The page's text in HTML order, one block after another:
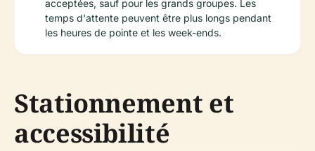
acceptées, sauf pour les grands groupes. Les
temps d'attente peuvent être plus longs pendant
les heures de pointe et les week-ends.
Stationnement et
accessibilité